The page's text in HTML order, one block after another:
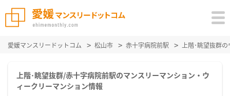
愛媛マンスリードットコム 松山市 赤十字病院前駅 上階･眺望抜群
上階･眺望抜群/赤十字病院前駅のマンスリーマンション・ウ
ィークリーマンション情報